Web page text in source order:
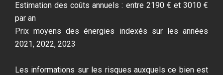
Estimation des coûts annuels : entre 2190 € et 3010 €
par an
Prix moyens des énergies indexés sur les années
2021, 2022, 2023
Les informations sur les risques auxquels ce bien est